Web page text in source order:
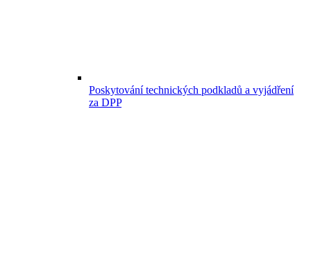
Poskytování technických podkladů a vyjádření
za DPP